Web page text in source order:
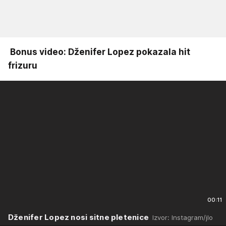
Bonus video: Dženifer Lopez pokazala hit
frizuru
00:11
Dženifer Lopez nosi sitne pletenice Izvor: Instagram/jlo